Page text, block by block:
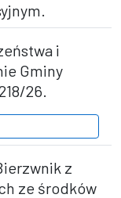
i
Gminy
26.
z
ze środków